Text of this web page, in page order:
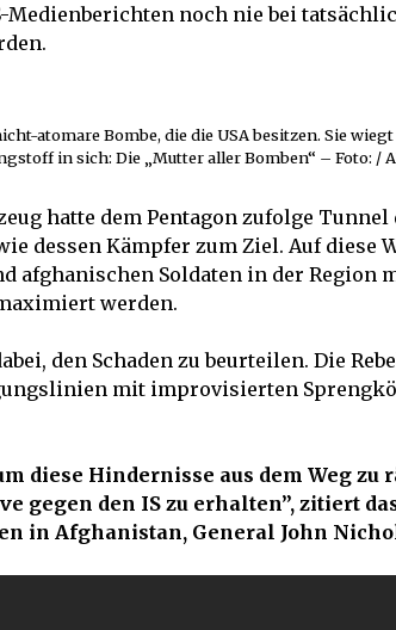
Medienberichten noch nie bei
atomare Bombe, die die USA besitzen. Sie
in sich: Die „Mutter aller Bomben“ – Foto: /
hatte dem Pentagon zufolge Tunnel
dessen Kämpfer zum Ziel. Auf diese
afghanischen Soldaten in der Region
werden.
den Schaden zu beurteilen. Die
mit improvisierten
diese Hindernisse aus dem Weg zu
gegen den IS zu erhalten”, zitiert
in Afghanistan, General John